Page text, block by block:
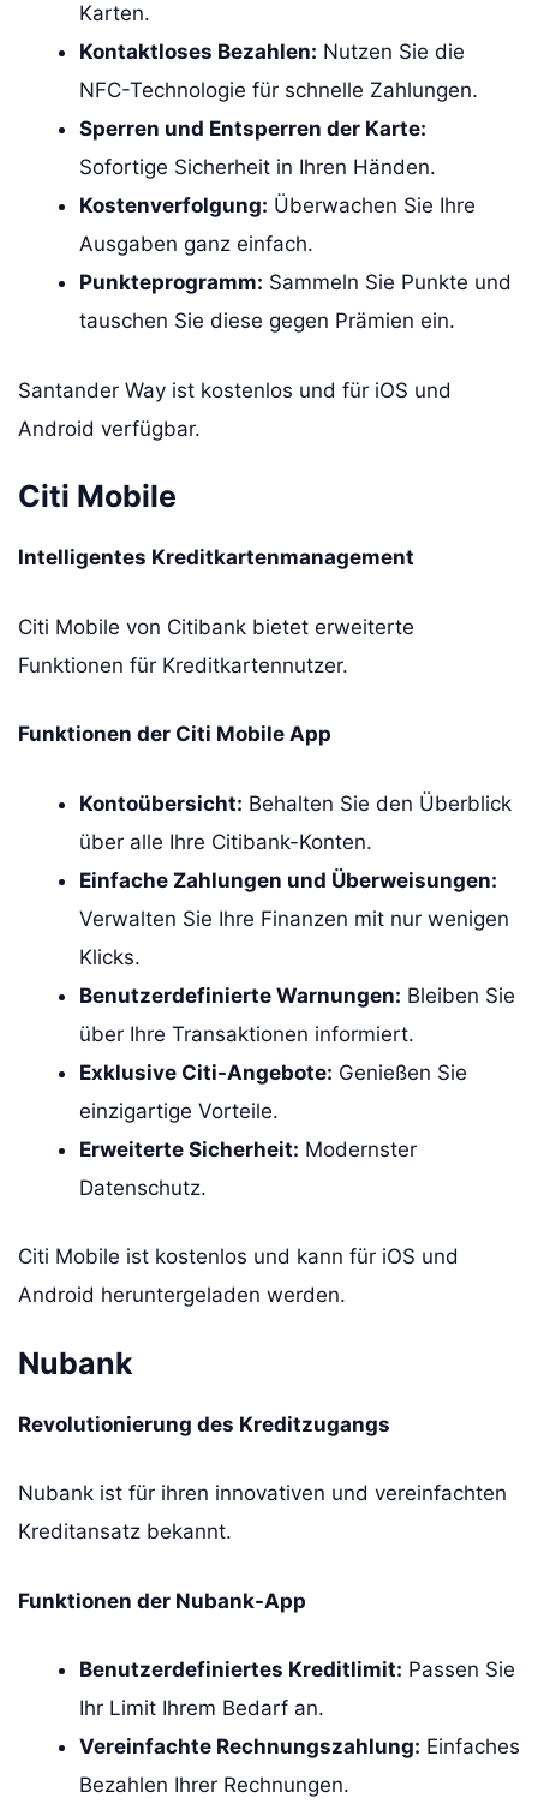
Karten.
Kontaktloses Bezahlen: Nutzen Sie die
NFC-Technologie für schnelle Zahlungen.
Sperren und Entsperren der Karte:
Sofortige Sicherheit in Ihren Händen.
Kostenverfolgung: Überwachen Sie Ihre
Ausgaben ganz einfach.
Punkteprogramm: Sammeln Sie Punkte und
tauschen Sie diese gegen Prämien ein.
Santander Way ist kostenlos und für iOS und
Android verfügbar.
Citi Mobile
Intelligentes Kreditkartenmanagement
Citi Mobile von Citibank bietet erweiterte
Funktionen für Kreditkartennutzer.
Funktionen der Citi Mobile App
Kontoübersicht: Behalten Sie den Überblick
über alle Ihre Citibank-Konten.
Einfache Zahlungen und Überweisungen:
Verwalten Sie Ihre Finanzen mit nur wenigen
Klicks.
Benutzerdefinierte Warnungen: Bleiben Sie
über Ihre Transaktionen informiert.
Exklusive Citi-Angebote: Genießen Sie
einzigartige Vorteile.
Erweiterte Sicherheit: Modernster
Datenschutz.
Citi Mobile ist kostenlos und kann für iOS und
Android heruntergeladen werden.
Nubank
Revolutionierung des Kreditzugangs
Nubank ist für ihren innovativen und vereinfachten
Kreditansatz bekannt.
Funktionen der Nubank-App
Benutzerdefiniertes Kreditlimit: Passen Sie
Ihr Limit Ihrem Bedarf an.
Vereinfachte Rechnungszahlung: Einfaches
Bezahlen Ihrer Rechnungen.